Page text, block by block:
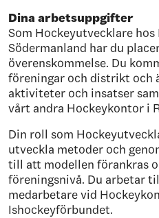
Dina arbetsuppgifter
Som Hockeyutvecklare
Södermanland har du
överenskommelse. Du
föreningar och distrikt och
aktiviteter och insatser
vårt andra Hockeykontor i
Din roll som
utveckla metoder och
till att modellen förankras
föreningsnivå. Du arbetar
medarbetare vid
Ishockeyförbundet.